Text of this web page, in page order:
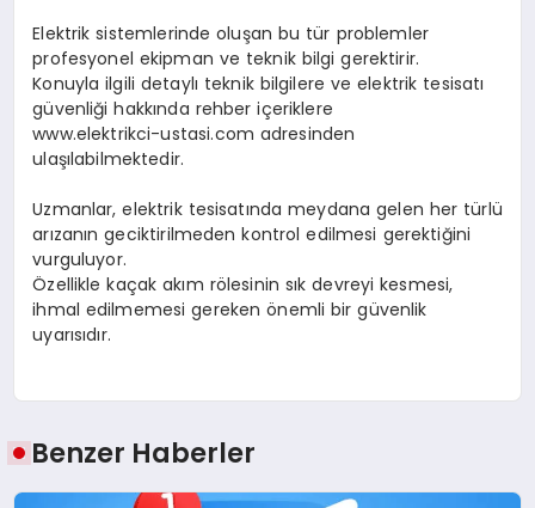
Elektrik sistemlerinde oluşan bu tür problemler
profesyonel ekipman ve teknik bilgi gerektirir.
Konuyla ilgili detaylı teknik bilgilere ve elektrik tesisatı
güvenliği hakkında rehber içeriklere
www.elektrikci-ustasi.com adresinden
ulaşılabilmektedir.
Uzmanlar, elektrik tesisatında meydana gelen her türlü
arızanın geciktirilmeden kontrol edilmesi gerektiğini
vurguluyor.
Özellikle kaçak akım rölesinin sık devreyi kesmesi,
ihmal edilmemesi gereken önemli bir güvenlik
uyarısıdır.
Benzer Haberler